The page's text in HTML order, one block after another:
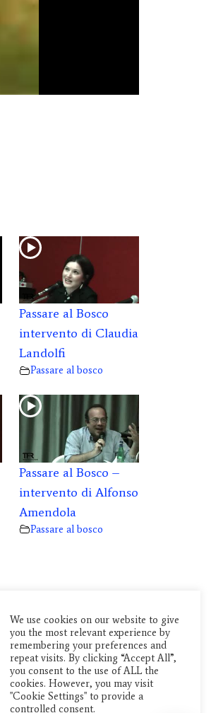
Passare al Bosco
intervento di Claudia
Landolfi
Passare al bosco
Passare al Bosco –
intervento di Alfonso
Amendola
Passare al bosco
We use cookies on our website to give
you the most relevant experience by
remembering your preferences and
repeat visits. By clicking “Accept All”,
you consent to the use of ALL the
cookies. However, you may visit
"Cookie Settings" to provide a
controlled consent.